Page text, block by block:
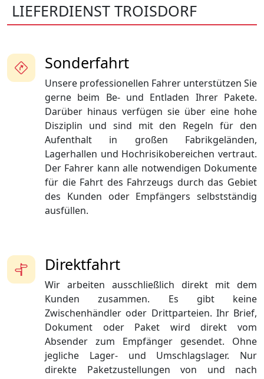
LIEFERDIENST TROISDORF
Sonderfahrt
Unsere professionellen Fahrer unterstützen Sie
gerne beim Be- und Entladen Ihrer Pakete.
Darüber hinaus verfügen sie über eine hohe
Disziplin und sind mit den Regeln für den
Aufenthalt in großen Fabrikgeländen,
Lagerhallen und Hochrisikobereichen vertraut.
Der Fahrer kann alle notwendigen Dokumente
für die Fahrt des Fahrzeugs durch das Gebiet
des Kunden oder Empfängers selbstständig
ausfüllen.
Direktfahrt
Wir arbeiten ausschließlich direkt mit dem
Kunden zusammen. Es gibt keine
Zwischenhändler oder Drittparteien. Ihr Brief,
Dokument oder Paket wird direkt vom
Absender zum Empfänger gesendet. Ohne
jegliche Lager- und Umschlagslager. Nur
direkte Paketzustellungen von und nach